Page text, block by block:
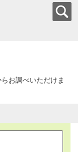
お調べいただけま